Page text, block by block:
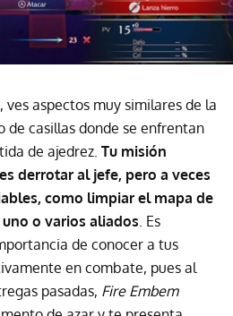
ves aspectos muy similares de la
de casillas donde se enfrentan
de ajedrez. Tu misión
derrotar al jefe, pero a veces
como limpiar el mapa de
o varios aliados. Es
de conocer a tus
en combate, pues al
pasadas, Fire Embem